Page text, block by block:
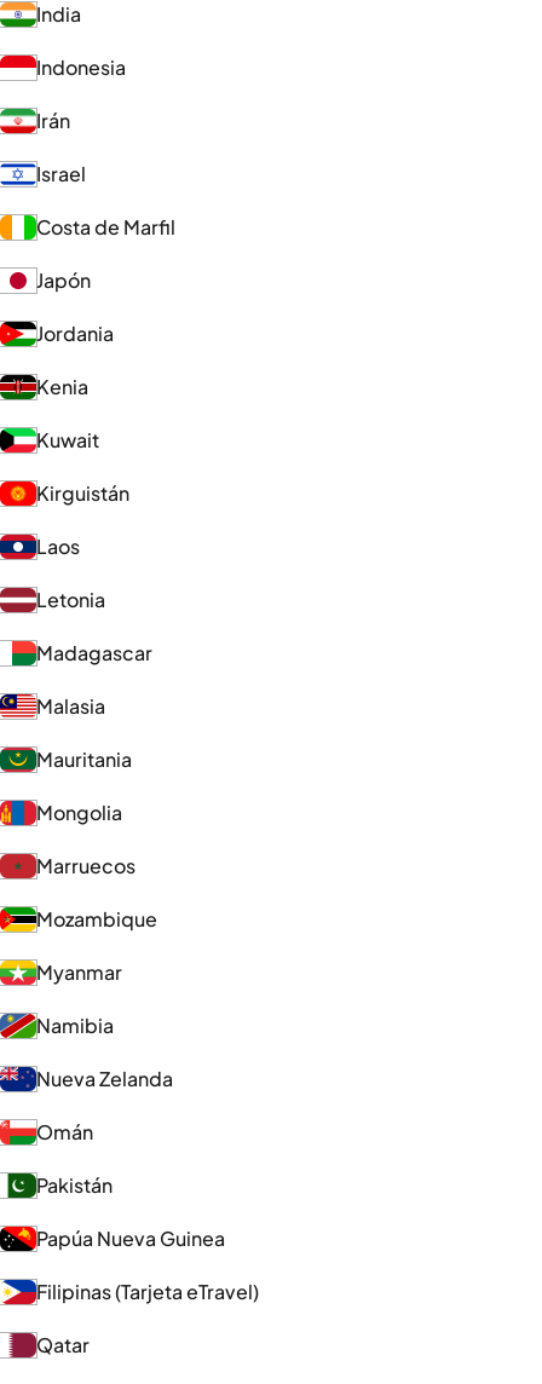
India
Indonesia
Irán
Israel
Costa de Marfil
Japón
Jordania
Kenia
Kuwait
Kirguistán
Laos
Letonia
Madagascar
Malasia
Mauritania
Mongolia
Marruecos
Mozambique
Myanmar
Namibia
Nueva Zelanda
Omán
Pakistán
Papúa Nueva Guinea
Filipinas (Tarjeta eTravel)
Qatar